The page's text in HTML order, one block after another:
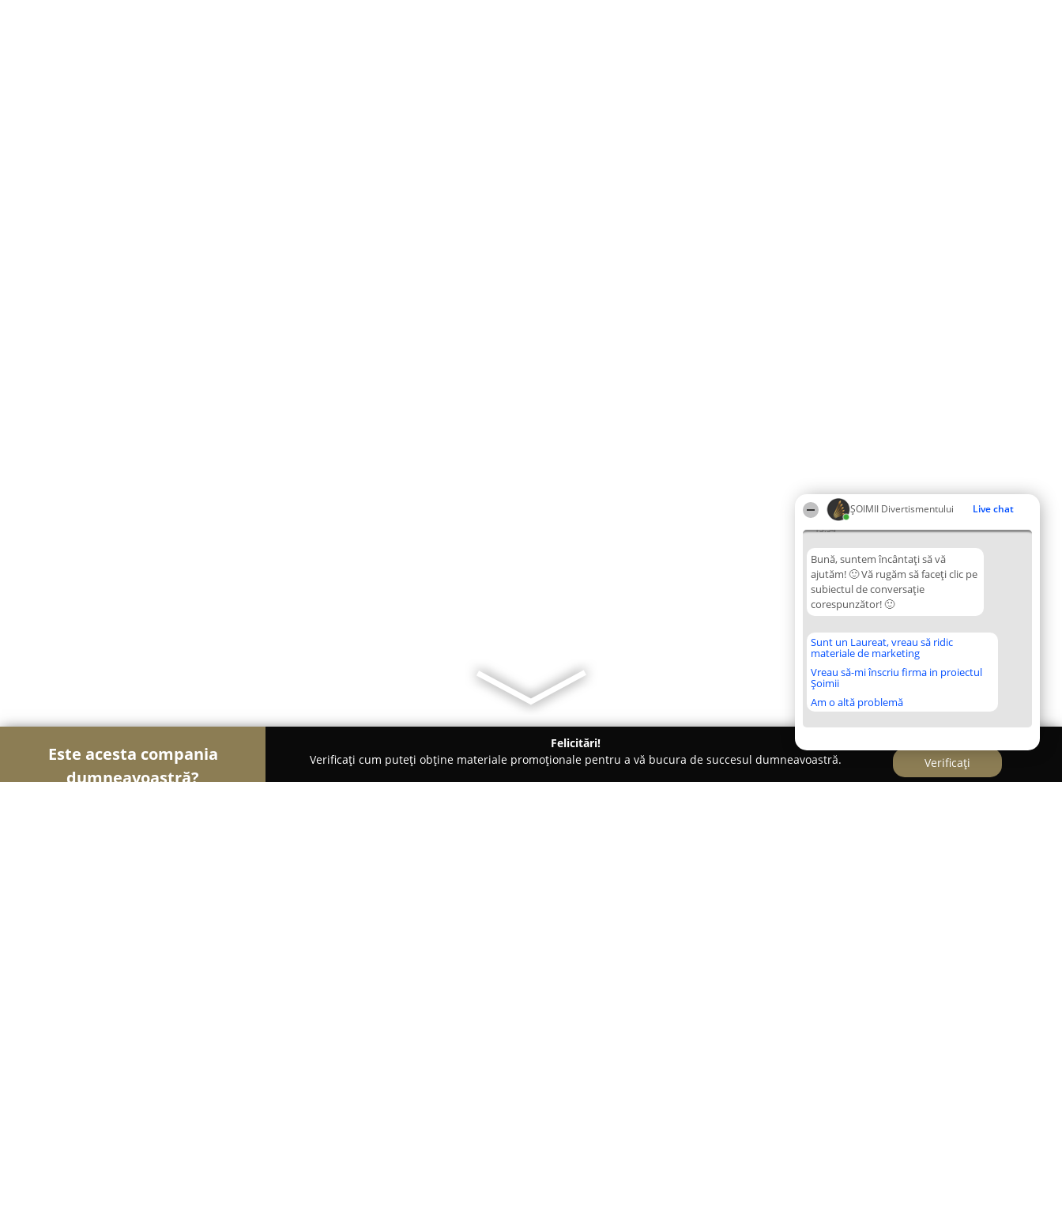
ŞOIMII Divertismentului Live chat
13:54
Bună, suntem încântați să vă
ajutăm! 🙂 Vă rugăm să faceți clic pe
subiectul de conversație
corespunzător! 🙂
Sunt un Laureat, vreau să ridic
materiale de marketing
Vreau să-mi înscriu firma in proiectul
Șoimii
Am o altă problemă
Este acesta compania
dumneavoastră?
Felicitări!
Verificați cum puteți obține materiale promoționale pentru a vă bucura de succesul dumneavoastră.
Verificați